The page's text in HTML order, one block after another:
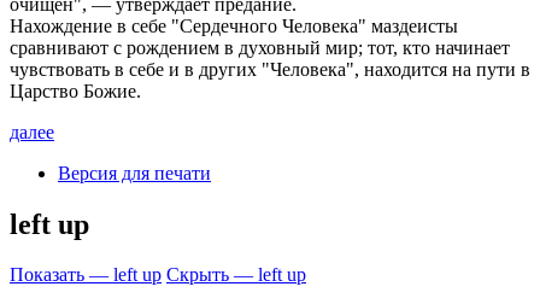
Нахождение в себе "Сердечного Человека" маздеисты
сравнивают с рождением в духовный мир; тот, кто начинает
чувствовать в себе и в других "Человека", находится на пути в
Царство Божие.
далее
Версия для печати
left up
Показать — left up Скрыть — left up